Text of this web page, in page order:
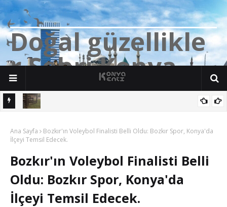
Doğalgüzellikle
rŞehriKonya
Ana Sayfa
Bozkır'ın Voleybol Finalisti Belli Oldu: Bozkır Spor, Konya'da
İlçeyi Temsil Edecek.
Bozkır'ın Voleybol Finalisti Belli
Oldu: Bozkır Spor, Konya'da
İlçeyi Temsil Edecek.